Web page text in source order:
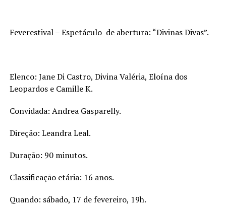
Feverestival – Espetáculo de abertura: “Divinas Divas”.
Elenco: Jane Di Castro, Divina Valéria, Eloína dos
Leopardos e Camille K.
Convidada: Andrea Gasparelly.
Direção: Leandra Leal.
Duração: 90 minutos.
Classificação etária: 16 anos.
Quando: sábado, 17 de fevereiro, 19h.